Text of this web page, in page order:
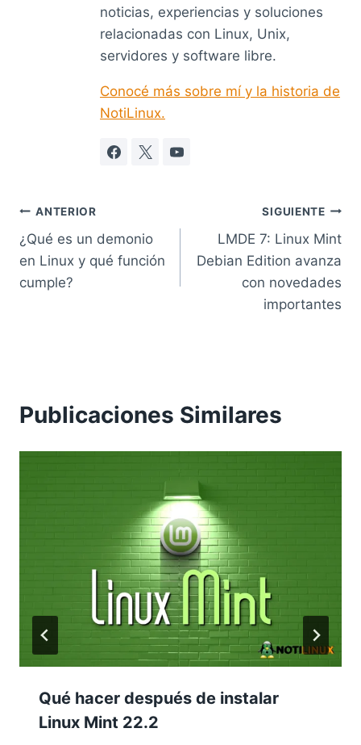
noticias, experiencias y soluciones
relacionadas con Linux, Unix,
servidores y software libre.
Conocé más sobre mí y la historia de
NotiLinux.
Navegación
de
entradas
ANTERIOR
¿Qué es un demonio
en Linux y qué función
cumple?
SIGUIENTE
LMDE 7: Linux Mint
Debian Edition avanza
con novedades
importantes
Publicaciones Similares
Qué hacer después de instalar
Linux Mint 22.2